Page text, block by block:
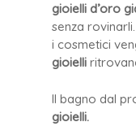
gioielli d’oro
senza
i cosmetici
gioielli
Il bagno dal
gioielli.